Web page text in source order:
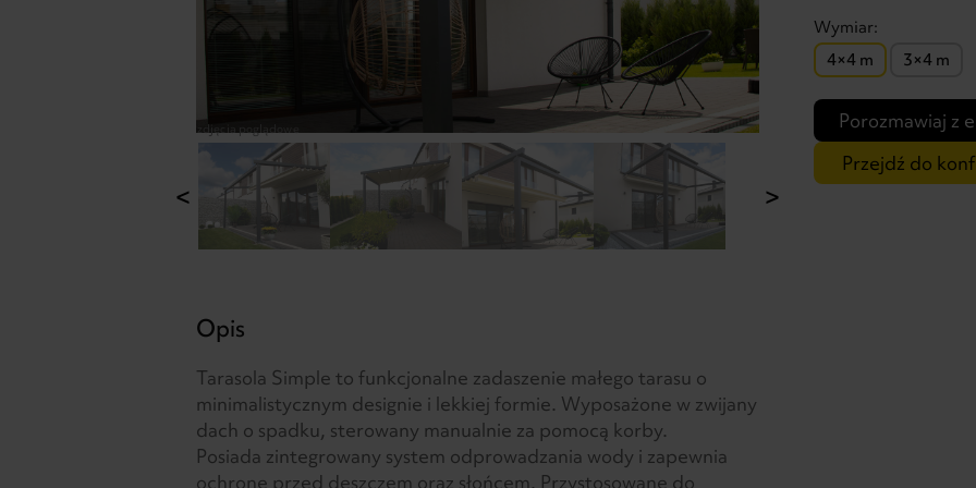
zdjęcia poglądowe
< >
Opis
Tarasola Simple to funkcjonalne zadaszenie małego tarasu o
minimalistycznym designie i lekkiej formie. Wyposażone w zwijany
dach o spadku, sterowany manualnie za pomocą korby.
Posiada zintegrowany system odprowadzania wody i zapewnia
ochronę przed deszczem oraz słońcem. Przystosowane do
Wymiar:
4×4 m
3×4 m
Porozmawiaj z
Przejdź do